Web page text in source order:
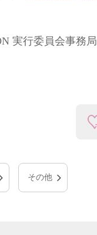
実行委員会事務局
その他